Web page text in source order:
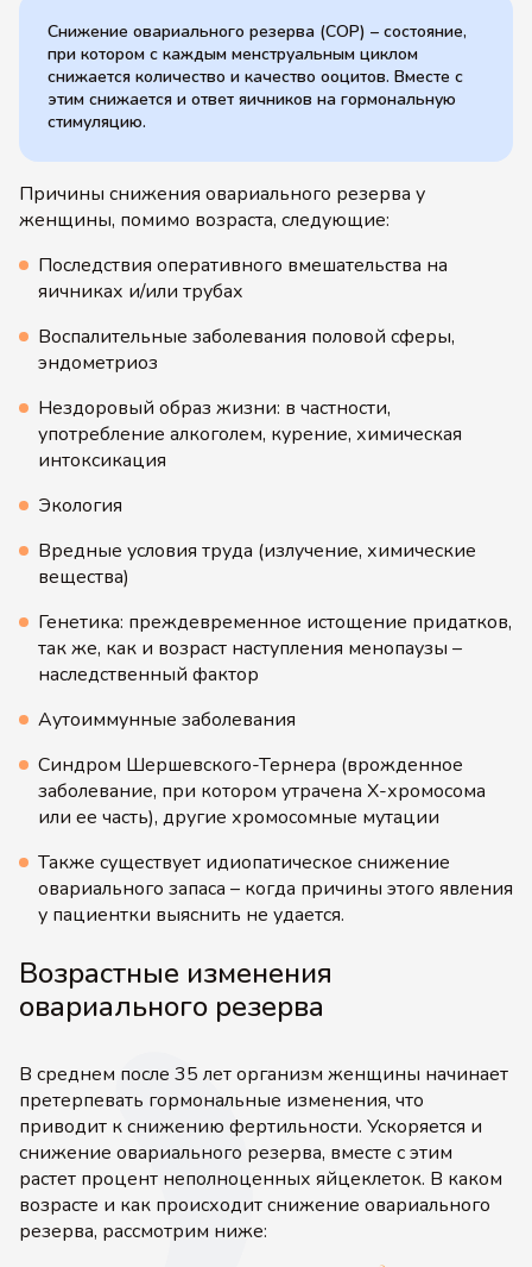
Снижение овариального резерва (СОР) – состояние,
при котором с каждым менструальным циклом
снижается количество и качество ооцитов. Вместе с
этим снижается и ответ яичников на гормональную
стимуляцию.
Причины снижения овариального резерва у
женщины, помимо возраста, следующие:
Последствия оперативного вмешательства на
яичниках и/или трубах
Воспалительные заболевания половой сферы,
эндометриоз
Нездоровый образ жизни: в частности,
употребление алкоголем, курение, химическая
интоксикация
Экология
Вредные условия труда (излучение, химические
вещества)
Генетика: преждевременное истощение придатков,
так же, как и возраст наступления менопаузы –
наследственный фактор
Аутоиммунные заболевания
Синдром Шершевского-Тернера (врожденное
заболевание, при котором утрачена Х-хромосома
или ее часть), другие хромосомные мутации
Также существует идиопатическое снижение
овариального запаса – когда причины этого явления
у пациентки выяснить не удается.
Возрастные изменения
овариального резерва
В среднем после 35 лет организм женщины начинает
претерпевать гормональные изменения, что
приводит к снижению фертильности. Ускоряется и
снижение овариального резерва, вместе с этим
растет процент неполноценных яйцеклеток. В каком
возрасте и как происходит снижение овариального
резерва, рассмотрим ниже: